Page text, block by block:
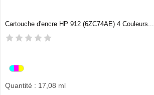
Cartouche d'encre HP 912 (6ZC74AE) 4 Couleurs...
Quantité : 17,08 ml